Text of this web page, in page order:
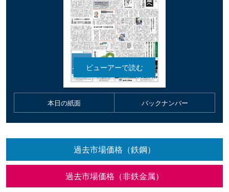
本日の紙面 バックナンバー
過去市場価格（鉄鋼）
過去市場価格（非鉄金属）